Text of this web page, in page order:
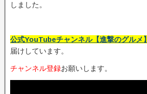
しました。
公式YouTubeチャンネル【進撃のグルメ】
届けしています。
チャンネル登録お願いします。